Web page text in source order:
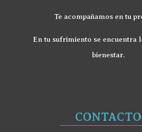
Te acompañamos en tu
En tu sufrimiento se encuentra
bienestar.
CONTACTO